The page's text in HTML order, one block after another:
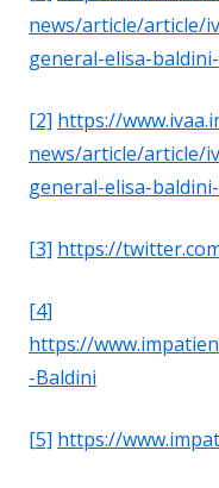
news/article/article/
general-elisa-
[2] https://
news/article/article/
general-elisa-
[3] https://
[4]
https://
-Baldini
[5] https://